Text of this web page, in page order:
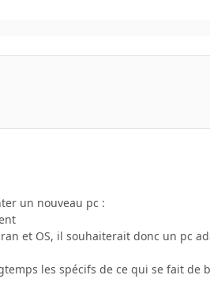
un nouveau pc :
et OS, il souhaiterait donc un pc
les spécifs de ce qui se fait